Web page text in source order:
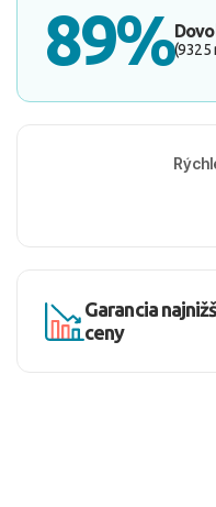
89%(9325
Garancia
ceny